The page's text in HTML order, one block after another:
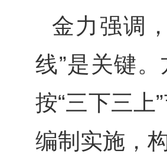
金力强调
线”是关键
按“三下三上
编制实施，